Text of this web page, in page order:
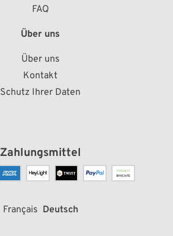
FAQ
Über uns
Über uns
Kontakt
Schutz Ihrer Daten
Zahlungsmittel
Français Deutsch